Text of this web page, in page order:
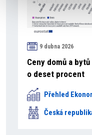
9 dubna 2026
Ceny domů a
o deset procent
Přehled
Česká